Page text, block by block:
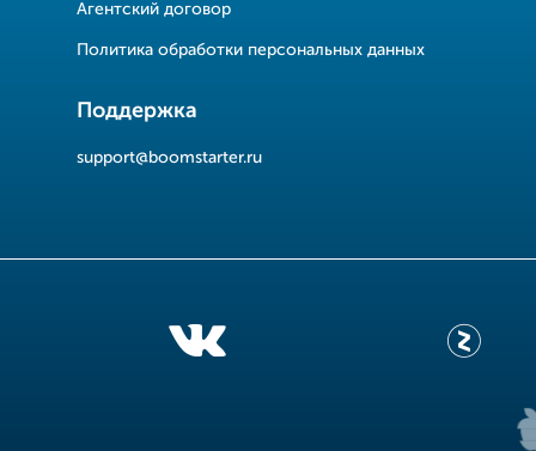
Агентский договор
Политика обработки персональных данных
Поддержка
support@boomstarter.ru